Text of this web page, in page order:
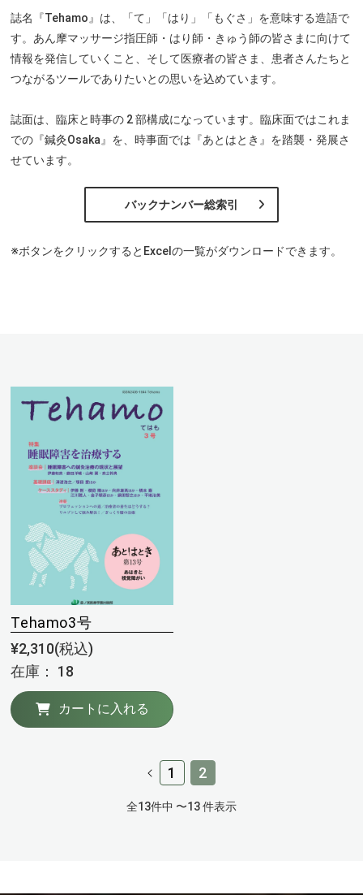
誌名『Tehamo』は、「て」「はり」「もぐさ」を意味する造語で
す。あん摩マッサージ指圧師・はり師・きゅう師の皆さまに向けて
情報を発信していくこと、そして医療者の皆さま、患者さんたちと
つながるツールでありたいとの思いを込めています。
誌面は、臨床と時事の 2 部構成になっています。臨床面ではこれま
での『鍼灸Osaka』を、時事面では『あとはとき』を踏襲・発展さ
せています。
バックナンバー総索引
※ボタンをクリックするとExcelの一覧がダウンロードできます。
Tehamo3号
¥2,310(税込)
在庫： 18
カートに入れる
1 2
全13件中 〜13 件表示